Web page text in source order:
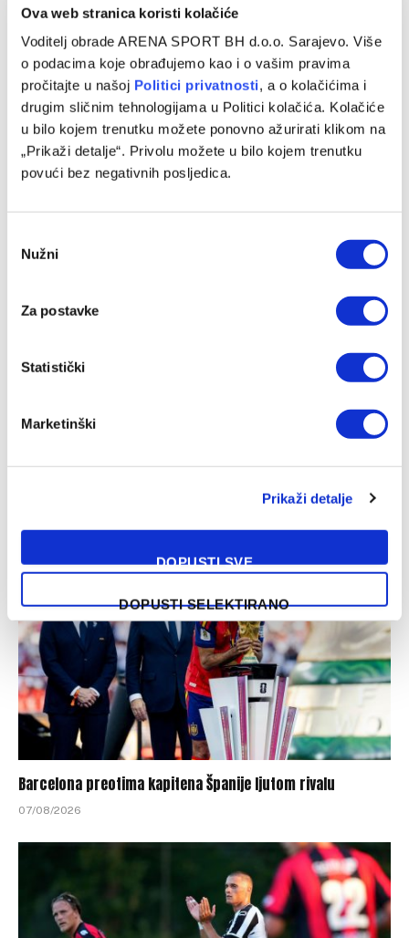
Ova web stranica koristi kolačiće
Voditelj obrade ARENA SPORT BH d.o.o. Sarajevo. Više
o podacima koje obrađujemo kao i o vašim pravima
pročitajte u našoj Politici privatnosti, a o kolačićima i
drugim sličnim tehnologijama u Politici kolačića. Kolačiće
u bilo kojem trenutku možete ponovno ažurirati klikom na
„Prikaži detalje“. Privolu možete u bilo kojem trenutku
povući bez negativnih posljedica.
Selection
Nužni
Za postavke
Statistički
Marketinški
Prikaži detalje
DOPUSTI SVE
DOPUSTI SELEKTIRANO
Baždar zvanično predstavljen u novom klubu, zadužio je
‘devetku’
Nakon Muharemovića i Wilsona: Leeds doveo treće
Barcelona preotima kapitena Španije ljutom rivalu
07/08/2026